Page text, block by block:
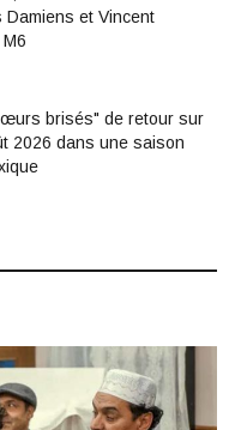
Damiens et Vincent
brisés" de retour sur
2026 dans une saison